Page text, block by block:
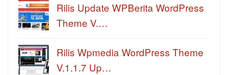
Rilis Update WPBerita WordPress
Theme V.…
Rilis Wpmedia WordPress Theme
V.1.1.7 Up…